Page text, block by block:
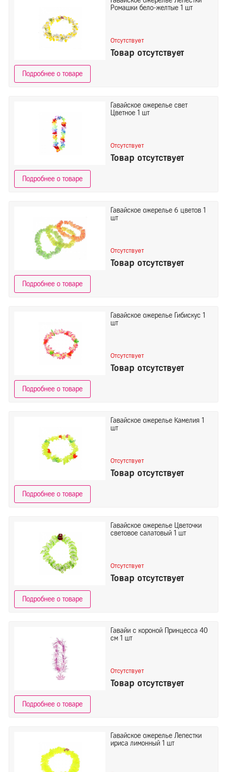
Ромашки бело-желтые 1 шт
Отсутствует
Товар отсутствует
Подробнее о товаре
Гавайское ожерелье свет
Цветное 1 шт
Отсутствует
Товар отсутствует
Подробнее о товаре
Гавайское ожерелье 6 цветов 1
шт
Отсутствует
Товар отсутствует
Подробнее о товаре
Гавайское ожерелье Гибискус 1
шт
Отсутствует
Товар отсутствует
Подробнее о товаре
Гавайское ожерелье Камелия 1
шт
Отсутствует
Товар отсутствует
Подробнее о товаре
Гавайское ожерелье Цветочки
световое салатовый 1 шт
Отсутствует
Товар отсутствует
Подробнее о товаре
Гавайи с короной Принцесса 40
см 1 шт
Отсутствует
Товар отсутствует
Подробнее о товаре
Гавайское ожерелье Лепестки
ириса лимонный 1 шт